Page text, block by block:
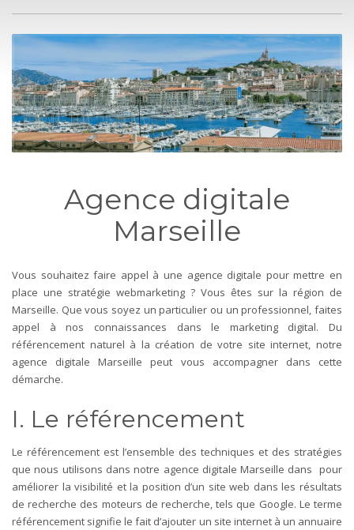
Agence digitale
Marseille
Vous souhaitez faire appel à une agence digitale pour mettre en
place une stratégie webmarketing ? Vous êtes sur la région de
Marseille. Que vous soyez un particulier ou un professionnel, faites
appel à nos connaissances dans le marketing digital. Du
référencement naturel à la création de votre site internet, notre
agence digitale Marseille peut vous accompagner dans cette
démarche.
I. Le référencement
Le référencement est l’ensemble des techniques et des stratégies
que nous utilisons dans notre agence digitale Marseille dans pour
améliorer la visibilité et la position d’un site web dans les résultats
de recherche des moteurs de recherche, tels que Google. Le terme
référencement signifie le fait d’ajouter un site internet à un annuaire